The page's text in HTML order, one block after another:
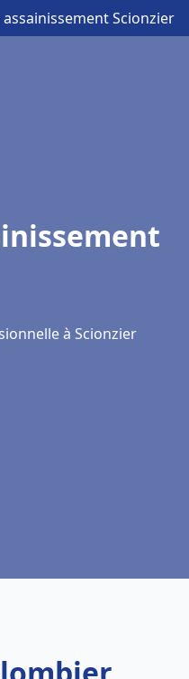
Scionzier
à Scionzier